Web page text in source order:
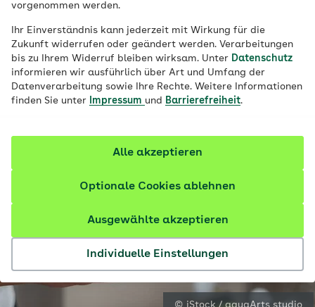
vorgenommen werden.
Ihr Einverständnis kann jederzeit mit Wirkung für die
Zukunft widerrufen oder geändert werden. Verarbeitungen
bis zu Ihrem Widerruf bleiben wirksam. Unter Datenschutz
informieren wir ausführlich über Art und Umfang der
Datenverarbeitung sowie Ihre Rechte. Weitere Informationen
finden Sie unter
Impressum und Barrierefreiheit.
Individuelle Einstellungen
Ausgewählte akzeptieren
Optionale Cookies ablehnen
Alle akzeptieren
der chronisch-entzündlichen
Hauterkrankung.
© iStock / aquaArts studio